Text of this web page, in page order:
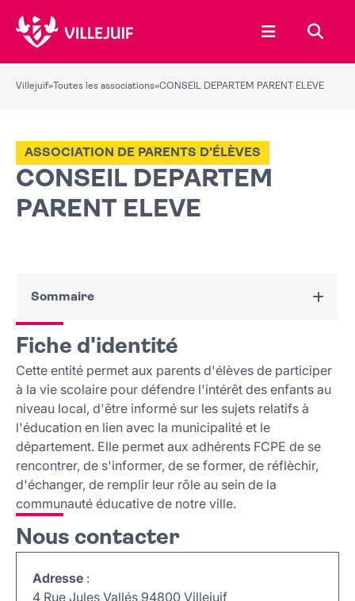
Ouvrir le
Villejuif» Toutes les associations»CONSEIL DEPARTEM PARENT ELEVE
CONSEIL DEPARTEM
PARENT ELEVE
ASSOCIATION DE PARENTS D'ÉLÈVES
Sommaire
Fiche d'identité
Nous contacter
Fiche d'identité
Cette entité permet aux parents d'élèves de participer
à la vie scolaire pour défendre l'intérêt des enfants au
niveau local, d'être informé sur les sujets relatifs à
l'éducation en lien avec la municipalité et le
département. Elle permet aux adhérents FCPE de se
rencontrer, de s'informer, de se former, de réflèchir,
d'échanger, de remplir leur rôle au sein de la
communauté éducative de notre ville.
Nous contacter
Adresse :
4 Rue Jules Vallés 94800 Villejuif